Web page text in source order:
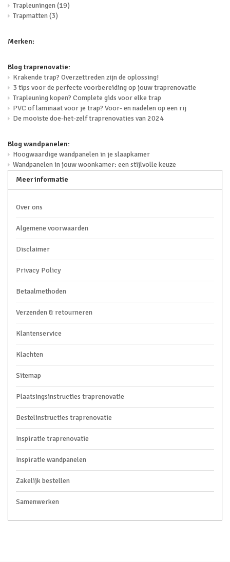
Trapleuningen(19)
Trapmatten(3)
Merken:
Blog traprenovatie:
Krakende trap? Overzettreden zijn de oplossing!
3 tips voor de perfecte voorbereiding op jouw traprenovatie
Trapleuning kopen? Complete gids voor elke trap
PVC of laminaat voor je trap? Voor- en nadelen op een rij
De mooiste doe-het-zelf traprenovaties van 2024
Blog wandpanelen:
Hoogwaardige wandpanelen in je slaapkamer
Wandpanelen in jouw woonkamer: een stijlvolle keuze
Meer informatie
Over ons
Algemene voorwaarden
Disclaimer
Privacy Policy
Betaalmethoden
Verzenden & retourneren
Klantenservice
Klachten
Sitemap
Plaatsingsinstructies traprenovatie
Bestelinstructies traprenovatie
Inspiratie traprenovatie
Inspiratie wandpanelen
Zakelijk bestellen
Samenwerken